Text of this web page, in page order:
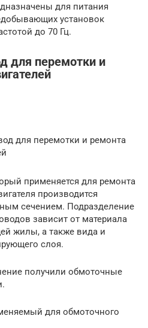
для питания
установок
до 70 Гц.
для перемотки и
для перемотки и ремонта
применяется для ремонта
производится
сечением. Подразделение
зависит от материала
жилы, а также вида и
слоя.
получили обмоточные
для обмоточного